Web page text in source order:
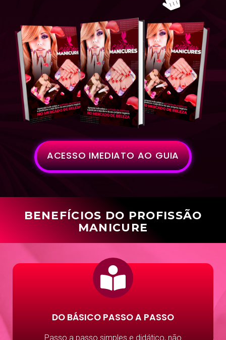
ACESSO IMEDIATO AO GUIA
BENEFÍCIOS DO PROFISSÃO
MANICURE
DO BÁSICO PASSO A PASSO
Passo a passo simples e didático, não